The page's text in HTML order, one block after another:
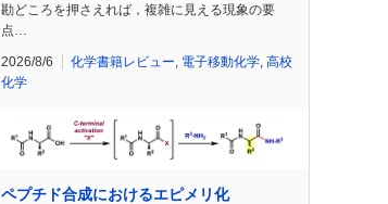
勘どころを押さえれば，複雑に見える現象の要
点…
2026/8/6 化学書籍レビュー 電子移動化学 高校
化学
ペプチド合成におけるエピメリ化